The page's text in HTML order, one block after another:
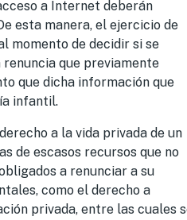
a Internet deberán
esta manera, el ejercicio de
momento de decidir si se
que previamente
que dicha información que
infantil.
a la vida privada de un
de escasos recursos que no
a renunciar a su
como el derecho a
privada, entre las cuales